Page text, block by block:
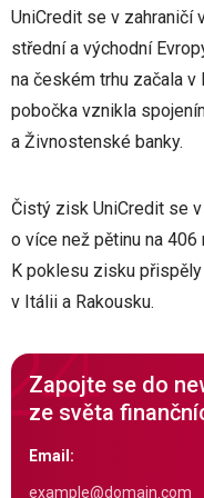
UniCredit se v zahraničí
střední a východní
na českém trhu začala
pobočka vznikla
a Živnostenské banky.
Čistý zisk UniCredit se
o více než pětinu na
K poklesu zisku
v Itálii a Rakousku.
Zapojte se do
ze světa
Email: